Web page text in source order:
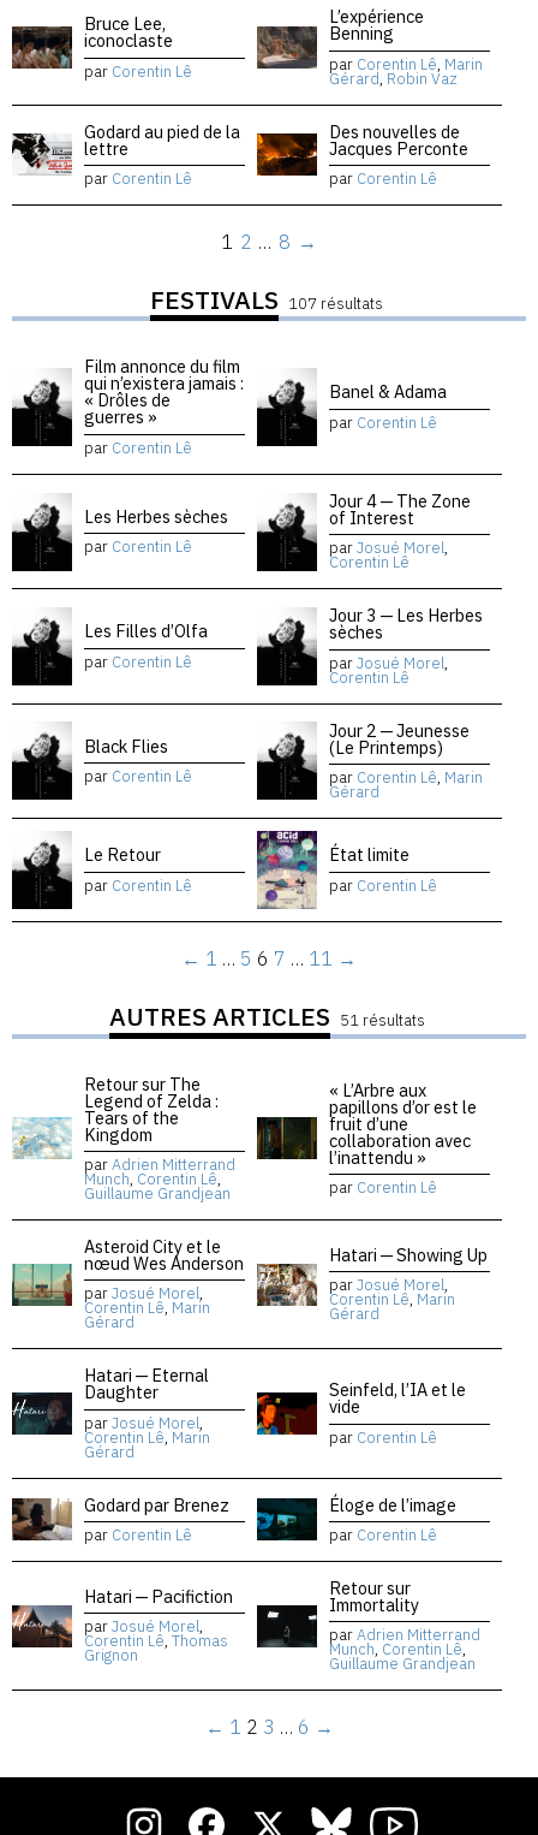
Bruce Lee,
iconoclaste
par Corentin Lê
L’expérience
Benning
par Corentin Lê, Marin
Gérard, Robin Vaz
Godard au pied de la
lettre
par Corentin Lê
Des nouvelles de
Jacques Perconte
par Corentin Lê
1 2 … 8 →
FESTIVALS 107 résultats
Film annonce du film
qui n’existera jamais :
« Drôles de
guerres »
par Corentin Lê
Banel & Adama
par Corentin Lê
Les Herbes sèches
par Corentin Lê
Jour 4 — The Zone
of Interest
parJosué Morel,
Corentin Lê
Les Filles d’Olfa
par Corentin Lê
Jour 3 — Les Herbes
sèches
parJosué Morel,
Corentin Lê
Black Flies
par Corentin Lê
Jour 2 — Jeunesse
(Le Printemps)
par Corentin Lê, Marin
Gérard
Le Retour
par Corentin Lê
État limite
par Corentin Lê
← 1 … 5 6 7 … 11 →
AUTRES ARTICLES 51 résultats
Retour sur The
Legend of Zelda :
Tears of the
Kingdom
parAdrien Mitterrand
Munch, Corentin Lê,
Guillaume Grandjean
« L’Arbre aux
papillons d’or est le
fruit d’une
collaboration avec
l’inattendu »
par Corentin Lê
Asteroid City et le
nœud Wes Anderson
parJosué Morel,
Corentin Lê, Marin
Gérard
Hatari — Showing Up
parJosué Morel,
Corentin Lê, Marin
Gérard
Hatari — Eternal
Daughter
parJosué Morel,
Corentin Lê, Marin
Gérard
Seinfeld, l’IA et le
vide
par Corentin Lê
Godard par Brenez
par Corentin Lê
Éloge de l’image
par Corentin Lê
Hatari — Pacifiction
parJosué Morel,
Corentin Lê, Thomas
Grignon
Retour sur
Immortality
parAdrien Mitterrand
Munch, Corentin Lê,
Guillaume Grandjean
← 1 2 3 … 6 →